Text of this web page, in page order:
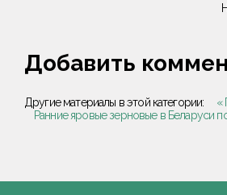
Добавить
Другие материалы в этой категории:
«
Ранние яровые зерновые в Беларуси